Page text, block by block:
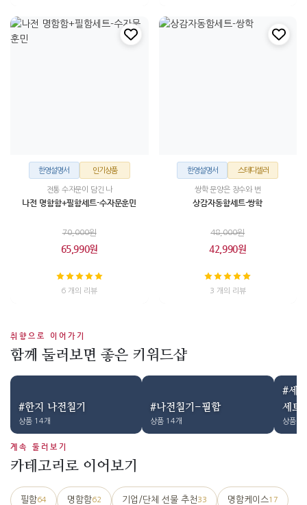
한영설명서 인기상품
전통 수자문이 담긴 나
나전 명함함+필함세트-수자문훈민
70,000원
65,990원
6 개의 리뷰
한영설명서 스테디셀러
쌍학 문양은 장수와 번
상감자동함세트-쌍학
48,000원
42,990원
3 개의 리뷰
취향으로 이어가기
함께 둘러보면 좋은 키워드샵
#한지 나전칠기
상품 14개
#나전칠기-필함
상품 14개
#세
세트
상품 8
계속 둘러보기
카테고리로 이어보기
필함64 명함함62 기업/단체 선물 추천33 명함케이스17